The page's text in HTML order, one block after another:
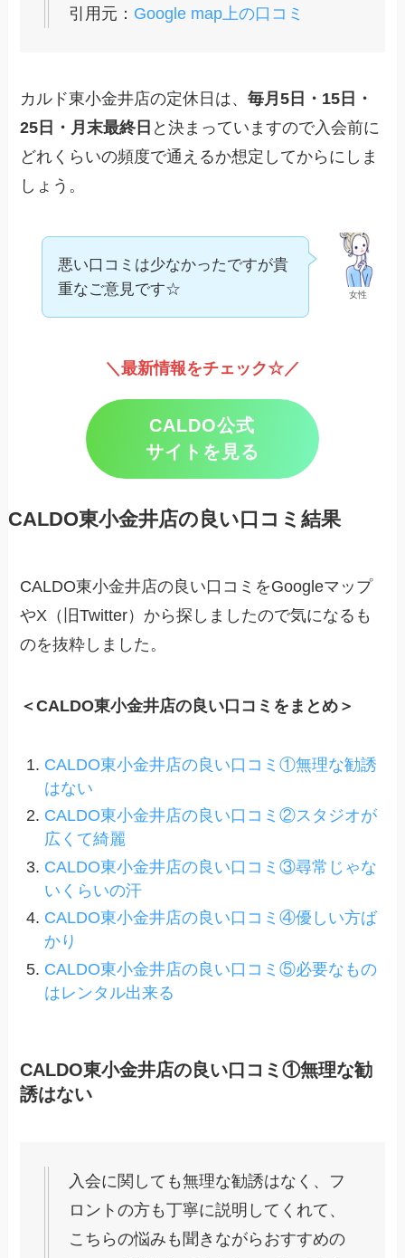
引用元： Google map上の口コミ
カルド東小金井店の定休日は、毎月5日・15日・
25日・月末最終日 と決まっていますので入会前に
どれくらいの頻度で通えるか想定してからにしま
しょう。
女性
悪い口コミは少なかったですが貴
重なご意見です☆
＼最新情報をチェック☆／
CALDO公式
サイトを見る
CALDO東小金井店の良い口コミ結果
CALDO東小金井店の良い口コミをGoogleマップ
やX（旧Twitter）から探しましたので気になるも
のを抜粋しました。
＜CALDO東小金井店の良い口コミをまとめ＞
CALDO東小金井店の良い口コミ①無理な勧誘
はない
CALDO東小金井店の良い口コミ②スタジオが
広くて綺麗
CALDO東小金井店の良い口コミ③尋常じゃな
いくらいの汗
CALDO東小金井店の良い口コミ④優しい方ば
かり
CALDO東小金井店の良い口コミ⑤必要なもの
はレンタル出来る
CALDO東小金井店の良い口コミ①無理な勧
誘はない
入会に関しても無理な勧誘はなく、フ
ロントの方も丁寧に説明してくれて、
こちらの悩みも聞きながらおすすめの